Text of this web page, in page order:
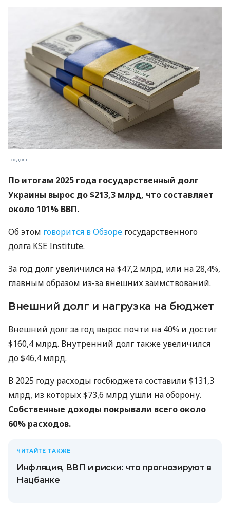
Госдолг
По итогам 2025 года государственный долг
Украины вырос до $213,3 млрд, что составляет
около 101% ВВП.
Об этом говорится в Обзоре государственного
долга KSE Institute.
За год долг увеличился на $47,2 млрд, или на 28,4%,
главным образом из-за внешних заимствований.
Внешний долг и нагрузка на бюджет
Внешний долг за год вырос почти на 40% и достиг
$160,4 млрд. Внутренний долг также увеличился
до $46,4 млрд.
В 2025 году расходы госбюджета составили $131,3
млрд, из которых $73,6 млрд ушли на оборону.
Собственные доходы покрывали всего около
60% расходов.
ЧИТАЙТЕ ТАКЖЕ
Инфляция, ВВП и риски: что прогнозируют в
Нацбанке